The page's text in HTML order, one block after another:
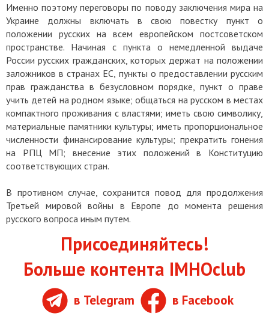
Именно поэтому переговоры по поводу заключения мира на
Украине должны включать в свою повестку пункт о
положении русских на всем европейском постсоветском
пространстве. Начиная с пункта о немедленной выдаче
России русских гражданских, которых держат на положении
заложников в странах ЕС, пункты о предоставлении русским
прав гражданства в безусловном порядке, пункт о праве
учить детей на родном языке; общаться на русском в местах
компактного проживания с властями; иметь свою символику,
материальные памятники культуры; иметь пропорциональное
численности финансирование культуры; прекратить гонения
на РПЦ МП; внесение этих положений в Конституцию
соответствующих стран.
В противном случае, сохранится повод для продолжения
Третьей мировой войны в Европе до момента решения
русского вопроса иным путем.
Присоединяйтесь!
Больше контента IMHOclub
в Telegram в Facebook